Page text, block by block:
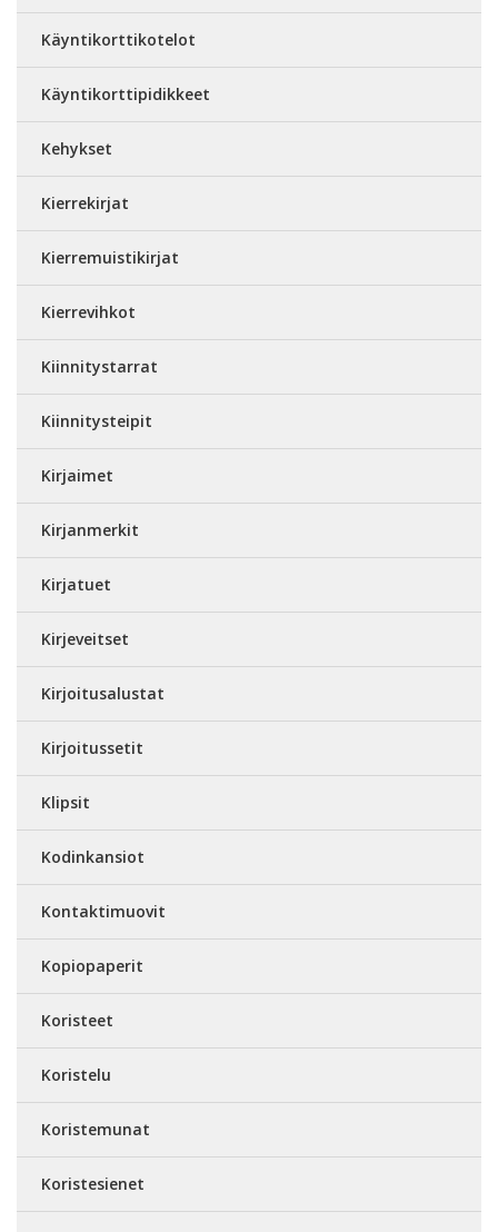
Käyntikorttikotelot
Käyntikorttipidikkeet
Kehykset
Kierrekirjat
Kierremuistikirjat
Kierrevihkot
Kiinnitystarrat
Kiinnitysteipit
Kirjaimet
Kirjanmerkit
Kirjatuet
Kirjeveitset
Kirjoitusalustat
Kirjoitussetit
Klipsit
Kodinkansiot
Kontaktimuovit
Kopiopaperit
Koristeet
Koristelu
Koristemunat
Koristesienet